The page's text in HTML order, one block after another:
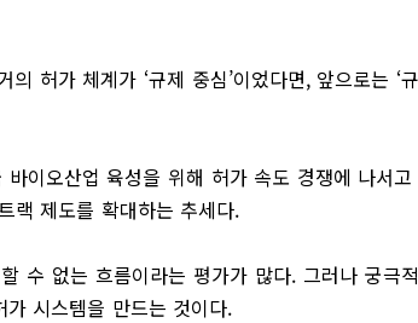
허가 체계가 ‘규제 중심’이었다면, 앞으로는 ‘
이오산업 육성을 위해 허가 속도 경쟁에 나서고
랙 제도를 확대하는 추세다.
수 없는 흐름이라는 평가가 많다. 그러나 궁극
시스템을 만드는 것이다.